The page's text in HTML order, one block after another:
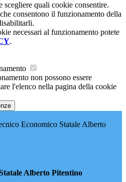
scegliere quali cookie consentire.
consentono il funzionamento della
necessari al funzionamento potete
.
non possono essere
l'elenco nella pagina della cookie
Economico Statale Alberto
Alberto Pitentino